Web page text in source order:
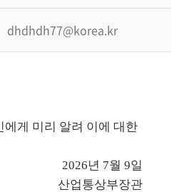
dhdhdh77@korea.kr
게 미리 알려 이에 대한
2026년 7월 9일
산업통상부장관